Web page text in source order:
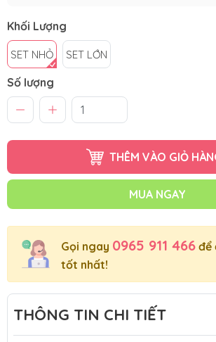
Khối Lượng
SET NHỎ SET LỚN
Số lượng
THÊM VÀO GIỎ
MUA NGAY
Gọi ngay 0965 911 466 để
tốt nhất!
THÔNG TIN CHI TIẾT